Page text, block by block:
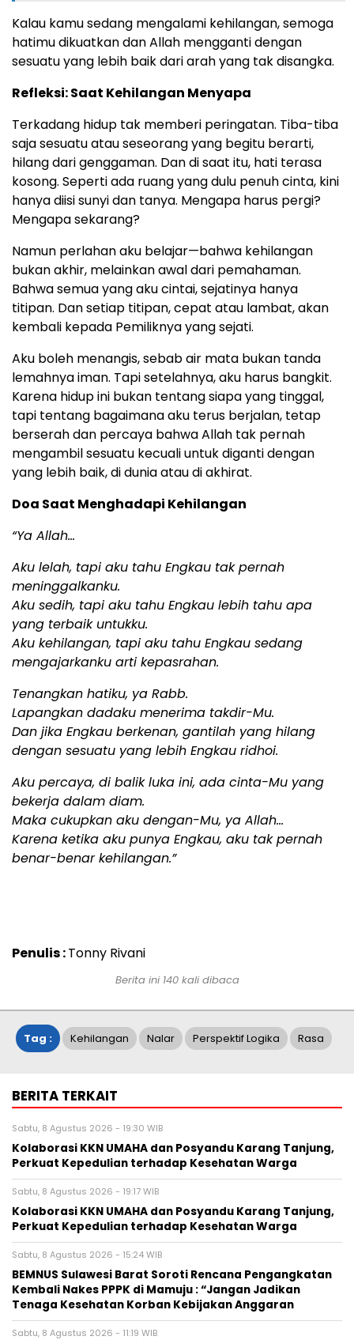
Kalau kamu sedang mengalami kehilangan, semoga
hatimu dikuatkan dan Allah mengganti dengan
sesuatu yang lebih baik dari arah yang tak disangka.
Refleksi: Saat Kehilangan Menyapa
Terkadang hidup tak memberi peringatan. Tiba-tiba
saja sesuatu atau seseorang yang begitu berarti,
hilang dari genggaman. Dan di saat itu, hati terasa
kosong. Seperti ada ruang yang dulu penuh cinta, kini
hanya diisi sunyi dan tanya. Mengapa harus pergi?
Mengapa sekarang?
Namun perlahan aku belajar—bahwa kehilangan
bukan akhir, melainkan awal dari pemahaman.
Bahwa semua yang aku cintai, sejatinya hanya
titipan. Dan setiap titipan, cepat atau lambat, akan
kembali kepada Pemiliknya yang sejati.
Aku boleh menangis, sebab air mata bukan tanda
lemahnya iman. Tapi setelahnya, aku harus bangkit.
Karena hidup ini bukan tentang siapa yang tinggal,
tapi tentang bagaimana aku terus berjalan, tetap
berserah dan percaya bahwa Allah tak pernah
mengambil sesuatu kecuali untuk diganti dengan
yang lebih baik, di dunia atau di akhirat.
Doa Saat Menghadapi Kehilangan
“Ya Allah…
Aku lelah, tapi aku tahu Engkau tak pernah
meninggalkanku.
Aku sedih, tapi aku tahu Engkau lebih tahu apa
yang terbaik untukku.
Aku kehilangan, tapi aku tahu Engkau sedang
mengajarkanku arti kepasrahan.
Tenangkan hatiku, ya Rabb.
Lapangkan dadaku menerima takdir-Mu.
Dan jika Engkau berkenan, gantilah yang hilang
dengan sesuatu yang lebih Engkau ridhoi.
Aku percaya, di balik luka ini, ada cinta-Mu yang
bekerja dalam diam.
Maka cukupkan aku dengan-Mu, ya Allah…
Karena ketika aku punya Engkau, aku tak pernah
benar-benar kehilangan.”
Penulis :Tonny Rivani
Berita ini 140kali dibaca
Tag : Kehilangan Nalar Perspektif Logika Rasa
BERITA TERKAIT
Sabtu, 8 Agustus 2026 - 19:30 WIB
Kolaborasi KKN UMAHA dan Posyandu Karang Tanjung,
Perkuat Kepedulian terhadap Kesehatan Warga
Sabtu, 8 Agustus 2026 - 19:17 WIB
Kolaborasi KKN UMAHA dan Posyandu Karang Tanjung,
Perkuat Kepedulian terhadap Kesehatan Warga
Sabtu, 8 Agustus 2026 - 15:24 WIB
BEMNUS Sulawesi Barat Soroti Rencana Pengangkatan
Kembali Nakes PPPK di Mamuju : “Jangan Jadikan
Tenaga Kesehatan Korban Kebijakan Anggaran
Sabtu, 8 Agustus 2026 - 11:19 WIB